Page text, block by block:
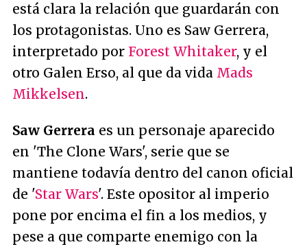
está clara la relación que guardarán con
los protagonistas. Uno es Saw Gerrera,
interpretado por Forest Whitaker, y el
otro Galen Erso, al que da vida Mads
Mikkelsen.
Saw Gerrera es un personaje aparecido
en 'The Clone Wars', serie que se
mantiene todavía dentro del canon oficial
de 'Star Wars'. Este opositor al imperio
pone por encima el fin a los medios, y
pese a que comparte enemigo con la